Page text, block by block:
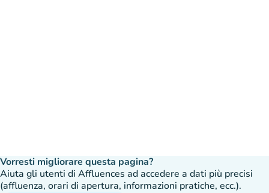
Vorresti migliorare questa pagina?
Aiuta gli utenti di Affluences ad accedere a dati più precisi
(affluenza, orari di apertura, informazioni pratiche, ecc.).